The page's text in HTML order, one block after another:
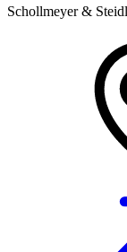
Schollmeyer &